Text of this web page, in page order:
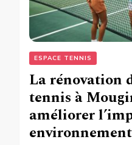
ESPACE TENNIS
La rénovation
tennis à
améliorer